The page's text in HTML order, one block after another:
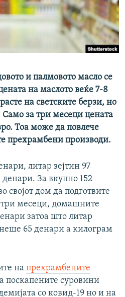
и палмовото масло се
на маслото веќе 7-8
на светските берзи, но
за три месеци цената
Тоа може да повлече
прехрамбени производи.
литар зејтин 97
За вкупно 152
својот дом да подготвите
месеци, домашните
затоа што литар
65 денари а килограм
на прехрамбените
поскапените суровини
со ковид-19 но и на